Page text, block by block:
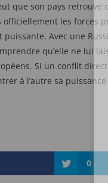
que son pays retrouve
officiellement les forces
puissante. Avec une
qu’elle ne lui
Si un conflit
à l’autre sa
0